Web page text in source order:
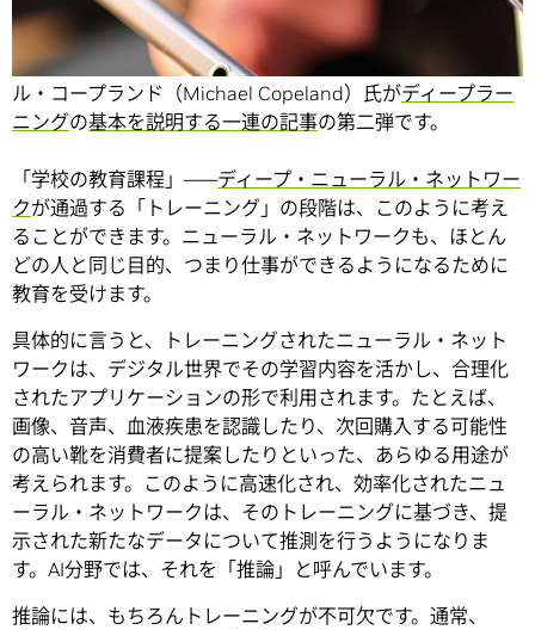
本稿は、長年のテクノロジ・ジャーナリストであるマイケ
ル・コープランド（Michael Copeland）氏がディープラー
ニングの基本を説明する一連の記事の第二弾です。
「学校の教育課程」――ディープ・ニューラル・ネットワー
クが通過する「トレーニング」の段階は、このように考え
ることができます。ニューラル・ネットワークも、ほとん
どの人と同じ目的、つまり仕事ができるようになるために
教育を受けます。
具体的に言うと、トレーニングされたニューラル・ネット
ワークは、デジタル世界でその学習内容を活かし、合理化
されたアプリケーションの形で利用されます。たとえば、
画像、音声、血液疾患を認識したり、次回購入する可能性
の高い靴を消費者に提案したりといった、あらゆる用途が
考えられます。このように高速化され、効率化されたニュ
ーラル・ネットワークは、そのトレーニングに基づき、提
示された新たなデータについて推測を行うようになりま
す。AI分野では、それを「推論」と呼んでいます。
推論には、もちろんトレーニングが不可欠です。通常、